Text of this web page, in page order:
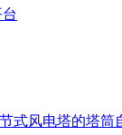
式风电塔的塔筒